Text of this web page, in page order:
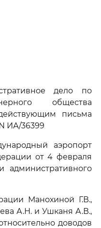
дело по
общества
письма
ИА/36399
аэропорт
от 4 февраля
Манохиной Г.В.,
А.Н. и Ушканя А.В.,
доводов